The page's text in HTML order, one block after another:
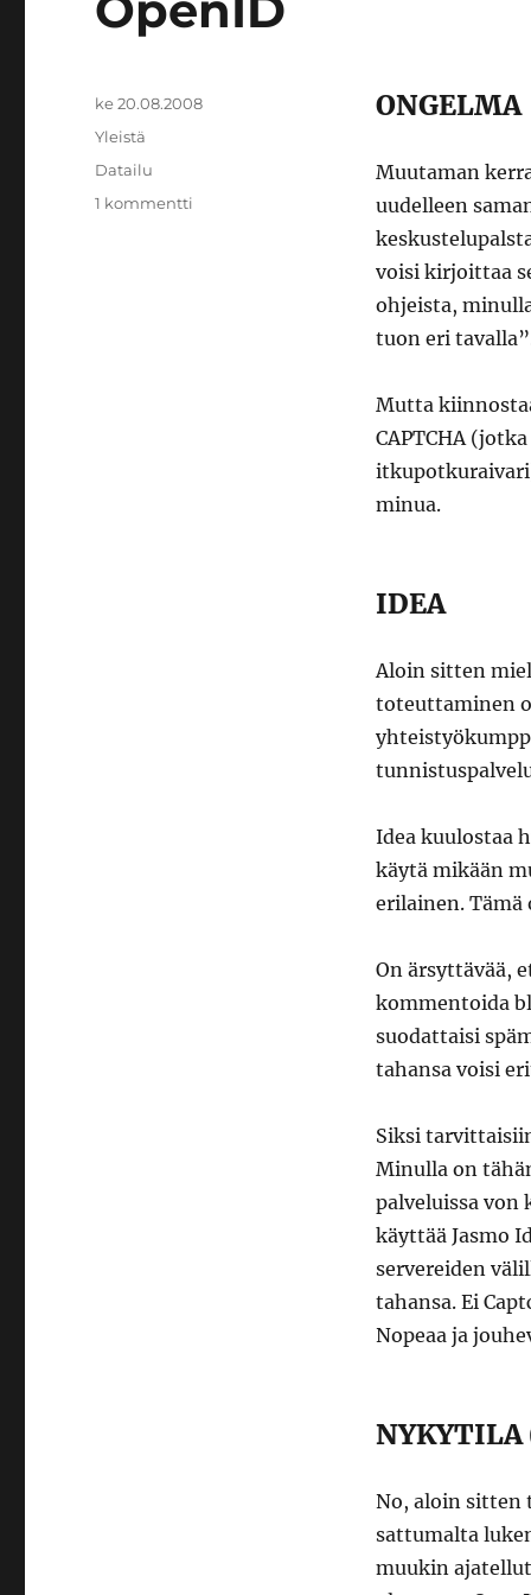
ONGELMA
Muutaman
uudelleen
voisi kirjoittaa
ohjeista,
tuon eri
Mutta
CAPTCHA
minua.
IDEA
Aloin sitten
toteuttaminen
Idea kuulostaa
käytä mikään
erilainen.
On ärsyttävää,
kommentoida
suodattaisi
tahansa voisi
Siksi
Minulla on
palveluissa von
käyttää Jasmo
servereiden
tahansa. Ei
Nopeaa ja
NYKYTILA
No, aloin sitten
sattumalta
muukin
Julkaistu
ke 20.08.2008
Kategoriat
Yleistä
Avainsanat
Datailu
1 kommentti